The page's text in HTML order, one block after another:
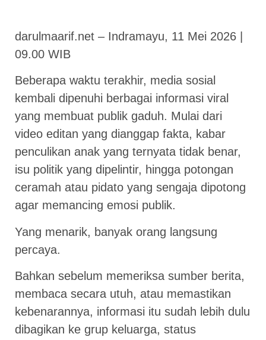
darulmaarif.net – Indramayu, 11 Mei 2026 |
09.00 WIB
Beberapa waktu terakhir, media sosial
kembali dipenuhi berbagai informasi viral
yang membuat publik gaduh. Mulai dari
video editan yang dianggap fakta, kabar
penculikan anak yang ternyata tidak benar,
isu politik yang dipelintir, hingga potongan
ceramah atau pidato yang sengaja dipotong
agar memancing emosi publik.
Yang menarik, banyak orang langsung
percaya.
Bahkan sebelum memeriksa sumber berita,
membaca secara utuh, atau memastikan
kebenarannya, informasi itu sudah lebih dulu
dibagikan ke grup keluarga, status